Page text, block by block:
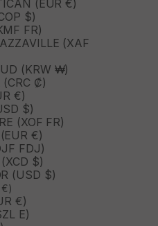
(EUR €)
$)
FR)
(XAF
(KRW ₩)
(CRC ₡)
€)
$)
(XOF FR)
€)
FDJ)
$)
(USD $)
€)
€)
E)